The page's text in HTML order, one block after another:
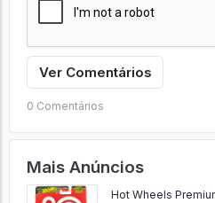
Ver Comentários
0 Comentários
Mais Anúncios
Hot Wheels